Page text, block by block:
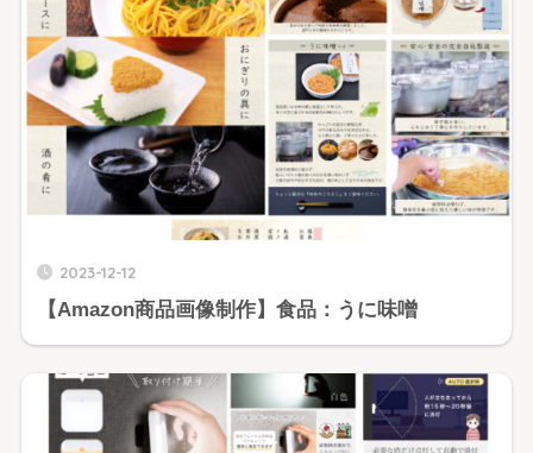
2023-12-12
【Amazon商品画像制作】食品：うに味噌